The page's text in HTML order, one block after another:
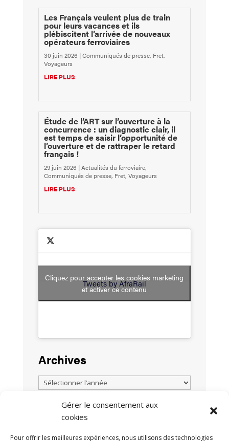
Gérer le consentement aux
cookies
Pour offrir les meilleures expériences, nous utilisons des technologies
Les Français veulent plus de train
pour leurs vacances et ils
plébiscitent l’arrivée de nouveaux
opérateurs ferroviaires
30 juin 2026 |Communiqués de presse, Fret,
Voyageurs
LIRE PLUS
Étude de l’ART sur l’ouverture à la
concurrence : un diagnostic clair, il
est temps de saisir l’opportunité de
l’ouverture et de rattraper le retard
français !
29 juin 2026 |Actualités du ferroviaire,
Communiqués de presse, Fret, Voyageurs
LIRE PLUS
Tweets by AfraRail
Cliquez pour accepter les cookies marketing
et activer ce contenu
Archives
TOUTES LES ACTUALITÉS